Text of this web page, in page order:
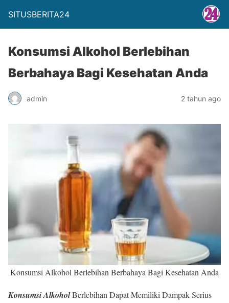
SITUSBERITA24
Konsumsi Alkohol Berlebihan
Berbahaya Bagi Kesehatan Anda
admin 2 tahun ago
Konsumsi Alkohol Berlebihan Berbahaya Bagi Kesehatan Anda
Konsumsi AlkoholBerlebihan Dapat Memiliki Dampak Serius